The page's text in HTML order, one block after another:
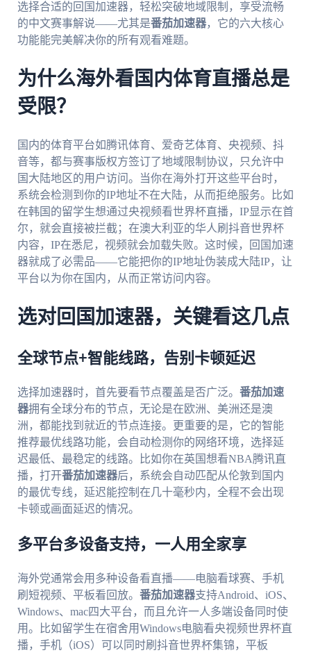
选择合适的回国加速器，轻松突破地域限制，享受流畅
的中文赛事解说——尤其是番茄加速器，它的六大核心
功能能完美解决你的所有观看难题。
为什么海外看国内体育直播总是
受限？
国内的体育平台如腾讯体育、爱奇艺体育、央视频、抖
音等，都与赛事版权方签订了地域限制协议，只允许中
国大陆地区的用户访问。当你在海外打开这些平台时，
系统会检测到你的IP地址不在大陆，从而拒绝服务。比如
在韩国的留学生想通过央视频看世界杯直播，IP显示在首
尔，就会直接被拦截；在澳大利亚的华人刷抖音世界杯
内容，IP在悉尼，视频就会加载失败。这时候，回国加速
器就成了必需品——它能把你的IP地址伪装成大陆IP，让
平台以为你在国内，从而正常访问内容。
选对回国加速器，关键看这几点
全球节点+智能线路，告别卡顿延迟
选择加速器时，首先要看节点覆盖是否广泛。 番茄加速
器拥有全球分布的节点，无论是在欧洲、美洲还是澳
洲，都能找到就近的节点连接。更重要的是，它的智能
推荐最优线路功能，会自动检测你的网络环境，选择延
迟最低、最稳定的线路。比如你在英国想看NBA腾讯直
播，打开番茄加速器后，系统会自动匹配从伦敦到国内
的最优专线，延迟能控制在几十毫秒内，全程不会出现
卡顿或画面延迟的情况。
多平台多设备支持，一人用全家享
海外党通常会用多种设备看直播——电脑看球赛、手机
刷短视频、平板看回放。 番茄加速器支持Android、iOS、
Windows、mac四大平台，而且允许一人多端设备同时使
用。比如留学生在宿舍用Windows电脑看央视频世界杯直
播，手机（iOS）可以同时刷抖音世界杯集锦，平板